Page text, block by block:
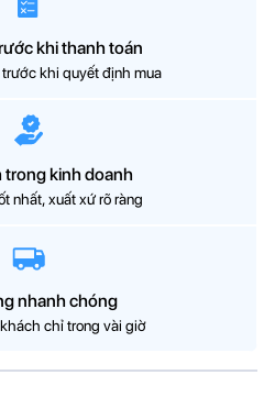
khi thanh toán
khi quyết định mua
trong kinh doanh
nhất, xuất xứ rõ ràng
nhanh chóng
chỉ trong vài giờ